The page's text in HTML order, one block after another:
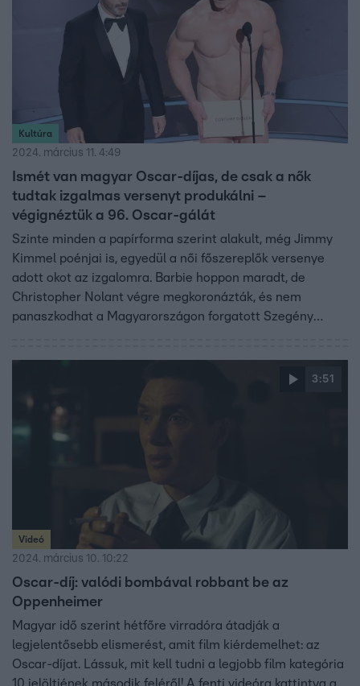
Kultúra
2024. március 11. 4:49
Ismét van magyar Oscar-díjas, de csak a nők
tudtak izgalmas versenyt produkálni –
végignéztük a 96. Oscar-gálát
Szinte minden a papírforma szerint alakult, még Jimmy
Kimmel poénjai is, egyedül a női főszereplők versenye
adott okot az izgalomra. Barbie hoppon maradt, de
Christopher Nolant végre megkoronázták, és nem
panaszkodhat a Magyarországon forgatott Szegény
3:51
Videó
2024. március 10. 10:22
Oscar-díj: valódi bombával robbant be az
Oppenheimer
Magyar idő szerint hétfőre virradóra átadják a
legjelentősebb elismerést, amit film kiérdemelhet: az
Oscar-díjat. Lássuk, mit kell tudni a legjobb film kategória